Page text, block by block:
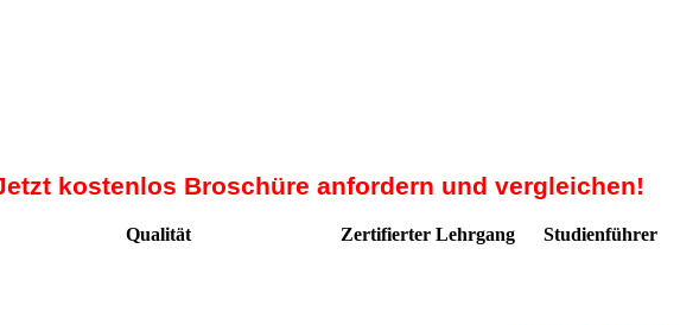
kostenlos Broschüre anfordern und vergleichen!
Qualität Zertifierter Lehrgang Studienführer